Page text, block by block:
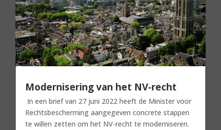
Modernisering van het NV-recht
In een brief van 27 juni 2022 heeft de Minister voor
Rechtsbescherming aangegeven concrete stappen
te willen zetten om het NV-recht te moderniseren.